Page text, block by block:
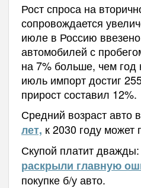
Рост спроса на
сопровождается
июле в Россию
автомобилей с
на 7% больше, чем
июль импорт достиг
прирост составил 12%.
Средний возраст авто
лет, к 2030 году может
Скупой платит дважды:
раскрыли главную
покупке б/у авто.